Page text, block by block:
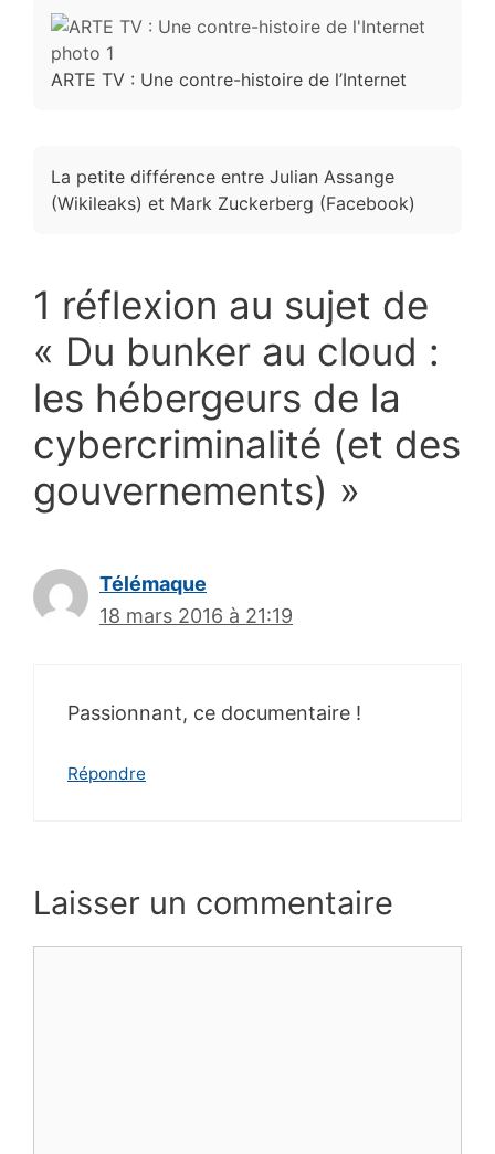
ARTE TV : Une contre-histoire de l’Internet
La petite différence entre Julian Assange
(Wikileaks) et Mark Zuckerberg (Facebook)
1 réflexion au sujet de
« Du bunker au cloud :
les hébergeurs de la
cybercriminalité (et des
gouvernements) »
Télémaque
18 mars 2016 à 21:19
Passionnant, ce documentaire !
Répondre
Laisser un commentaire